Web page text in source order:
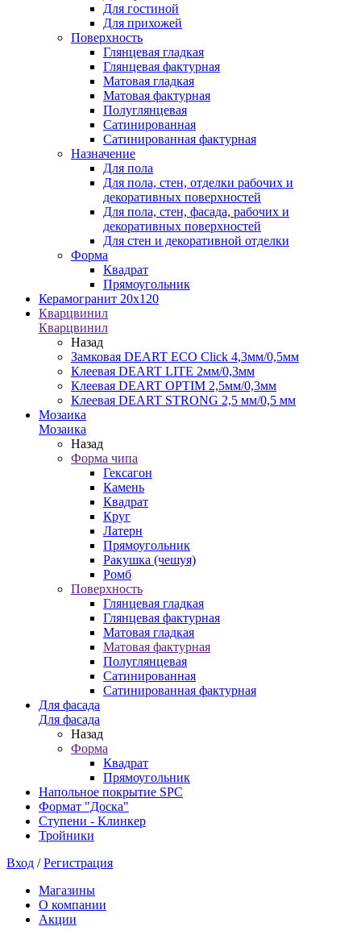
Для гостиной
Для прихожей
Поверхность
Глянцевая гладкая
Глянцевая фактурная
Матовая гладкая
Матовая фактурная
Полуглянцевая
Сатинированная
Сатинированная фактурная
Назначение
Для пола
Для пола, стен, отделки рабочих и
декоративных поверхностей
Для пола, стен, фасада, рабочих и
декоративных поверхностей
Для стен и декоративной отделки
Форма
Квадрат
Прямоугольник
Керамогранит 20х120
Кварцвинил
Кварцвинил
Назад
Замковая DEART ECO Click 4,3мм/0,5мм
Клеевая DEART LITE 2мм/0,3мм
Клеевая DEART OPTIM 2,5мм/0,3мм
Клеевая DEART STRONG 2,5 мм/0,5 мм
Мозаика
Мозаика
Назад
Форма чипа
Гексагон
Камень
Квадрат
Круг
Латерн
Прямоугольник
Ракушка (чешуя)
Ромб
Поверхность
Глянцевая гладкая
Глянцевая фактурная
Матовая гладкая
Матовая фактурная
Полуглянцевая
Сатинированная
Сатинированная фактурная
Для фасада
Для фасада
Назад
Форма
Квадрат
Прямоугольник
Напольное покрытие SPC
Формат "Доска"
Ступени - Клинкер
Тройники
Вход /Регистрация
Магазины
О компании
Акции